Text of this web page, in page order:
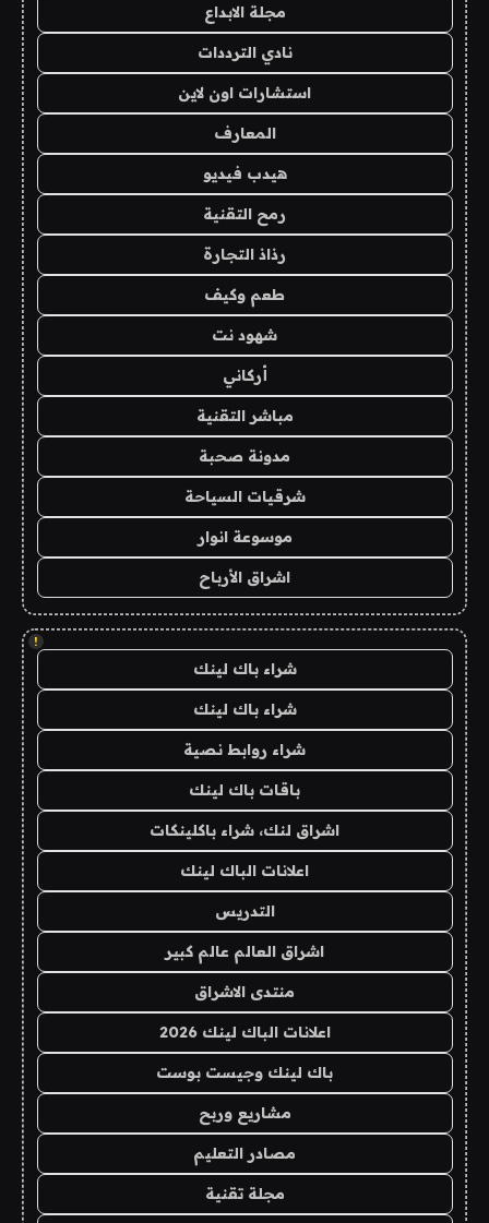
مجلة الابداع
نادي الترددات
استشارات اون لاين
المعارف
هيدب فيديو
رمح التقنية
رذاذ التجارة
طعم وكيف
شهود نت
أركاني
مباشر التقنية
مدونة صحبة
شرقيات السياحة
موسوعة انوار
اشراق الأرباح
!
شراء باك لينك
شراء باك لينك
شراء روابط نصية
باقات باك لينك
اشراق لنك، شراء باكلينكات
اعلانات الباك لينك
التدريس
اشراق العالم عالم كبير
منتدى الاشراق
اعلانات الباك لينك 2026
باك لينك وجيست بوست
مشاريع وربح
مصادر التعليم
مجلة تقنية